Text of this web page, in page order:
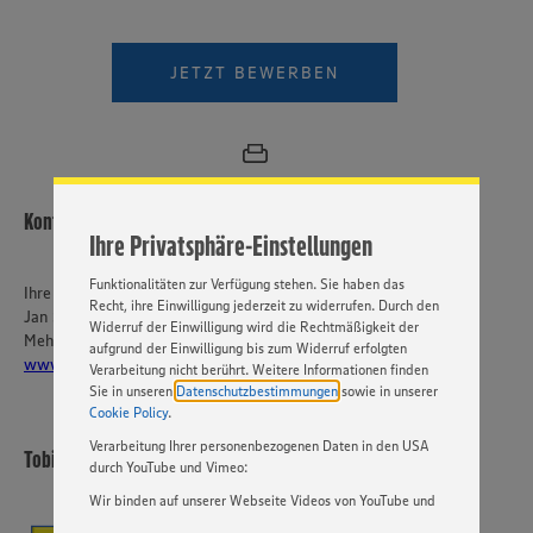
Ihre Privatsphäre-Einstellungen
Wir setzen Cookies und andere Technologien ein, um Ihnen
Inhalte anzubieten. Ihre Einwilligung in die Nutzung von
Cookies und anderer Technologien ist freiwillig und kann
„EINSTELLUNGEN ÄNDERN”. Bitte beachten Sie, dass auf
Basis Ihrer Einstellungen ggf. nicht mehr alle
Funktionalitäten zur Verfügung stehen. Sie haben das
Recht, ihre Einwilligung jederzeit zu widerrufen. Durch den
Widerruf der Einwilligung wird die Rechtmäßigkeit der
aufgrund der Einwilligung bis zum Widerruf erfolgten
Verarbeitung nicht berührt. Weitere Informationen finden
Sie in unseren Datenschutzbestimmungen sowie in unserer
Cookie Policy.
Verarbeitung Ihrer personenbezogenen Daten in den USA
durch YouTube und Vimeo:
Wir binden auf unserer Webseite Videos von YouTube und
JETZT BEWERBEN
Kontakt
Ihre Ansprechperson
Jan Striepens
Mehr über EDEKA Baisch:
www.edeka-baisch.de
Tobias Baisch e.K.